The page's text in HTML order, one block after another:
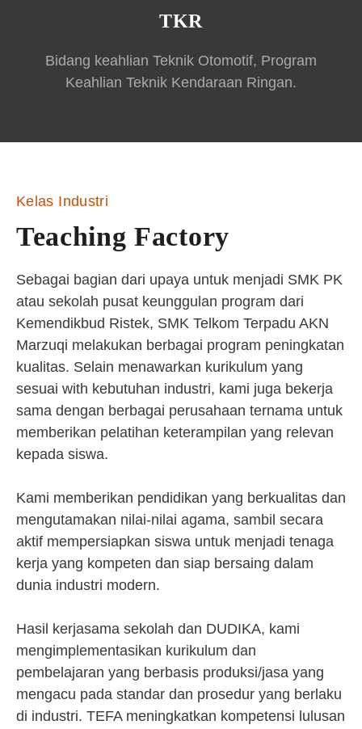
TKR
Bidang keahlian Teknik Otomotif, Program
Keahlian Teknik Kendaraan Ringan.
Kelas Industri
Teaching Factory
Sebagai bagian dari upaya untuk menjadi SMK PK
atau sekolah pusat keunggulan program dari
Kemendikbud Ristek, SMK Telkom Terpadu AKN
Marzuqi melakukan berbagai program peningkatan
kualitas. Selain menawarkan kurikulum yang
sesuai with kebutuhan industri, kami juga bekerja
sama dengan berbagai perusahaan ternama untuk
memberikan pelatihan keterampilan yang relevan
kepada siswa.
Kami memberikan pendidikan yang berkualitas dan
mengutamakan nilai-nilai agama, sambil secara
aktif mempersiapkan siswa untuk menjadi tenaga
kerja yang kompeten dan siap bersaing dalam
dunia industri modern.
Hasil kerjasama sekolah dan DUDIKA, kami
mengimplementasikan kurikulum dan
pembelajaran yang berbasis produksi/jasa yang
mengacu pada standar dan prosedur yang berlaku
di industri. TEFA meningkatkan kompetensi lulusan